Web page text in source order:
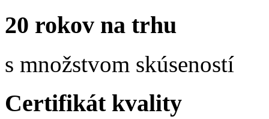
20 rokov na trhu
s množstvom skúseností
Certifikát kvality